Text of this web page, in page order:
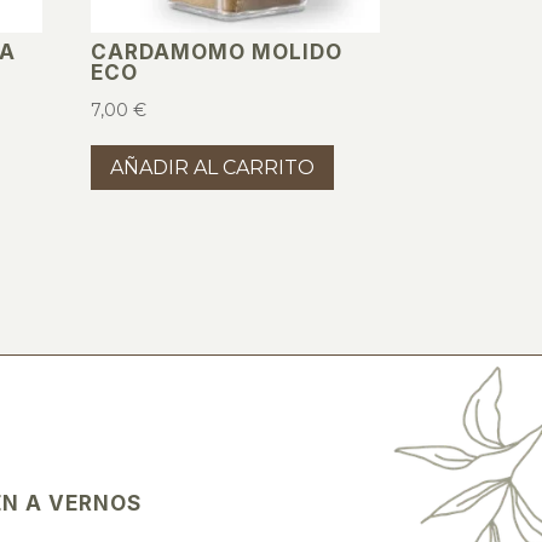
CARDAMOMO MOLIDO
ECO
7,00€
AÑADIR AL CARRITO
A VERNOS